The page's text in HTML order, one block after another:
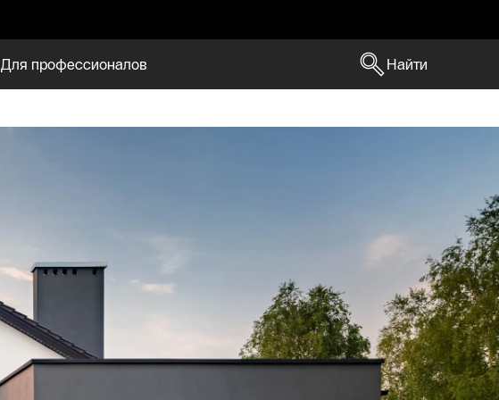
Для профессионалов
Найти